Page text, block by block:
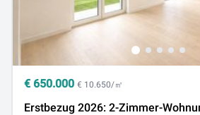
€ 650.000 € 10.650/㎡
Erstbezug 2026: 2-Zimmer-